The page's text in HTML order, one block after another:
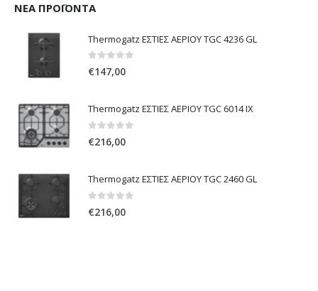
ΝΈΑ ΠΡΟΪΌΝΤΑ
Thermogatz ΕΣΤΙΕΣ ΑΕΡΙΟΥ TGC 4236 GL
0out of 5
€147,00
Thermogatz ΕΣΤΙΕΣ ΑΕΡΙΟΥ TGC 6014 IX
0out of 5
€216,00
Thermogatz ΕΣΤΙΕΣ ΑΕΡΙΟΥ TGC 2460 GL
€216,00